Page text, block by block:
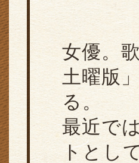
女優。
土曜版
る。
最近で
トとし